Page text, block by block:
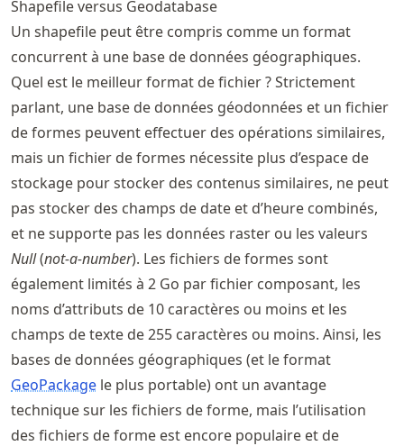
Shapefile versus Geodatabase
Un shapefile peut être compris comme un format
concurrent à une base de données géographiques.
Quel est le meilleur format de fichier ? Strictement
parlant, une base de données géodonnées et un fichier
de formes peuvent effectuer des opérations similaires,
mais un fichier de formes nécessite plus d’espace de
stockage pour stocker des contenus similaires, ne peut
pas stocker des champs de date et d’heure combinés,
et ne supporte pas les données raster ou les valeurs
Null(not-a-number). Les fichiers de formes sont
également limités à 2 Go par fichier composant, les
noms d’attributs de 10 caractères ou moins et les
champs de texte de 255 caractères ou moins. Ainsi, les
bases de données géographiques (et le format
GeoPackage le plus portable) ont un avantage
technique sur les fichiers de forme, mais l’utilisation
des fichiers de forme est encore populaire et de